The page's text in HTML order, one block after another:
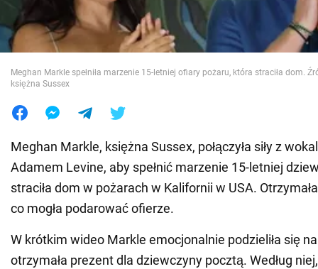
Świat
Jedzenie
Meghan Markle spełniła marzenie 15-letniej ofiary pożaru, która straciła dom.
księżna Sussex
Meghan Markle, księżna Sussex, połączyła siły z
Adamem Levine, aby spełnić marzenie 15-letniej
straciła dom w pożarach w Kalifornii w USA.
co mogła podarować ofierze.
W krótkim wideo Markle emocjonalnie podzieliła się
otrzymała prezent dla dziewczyny pocztą. Według